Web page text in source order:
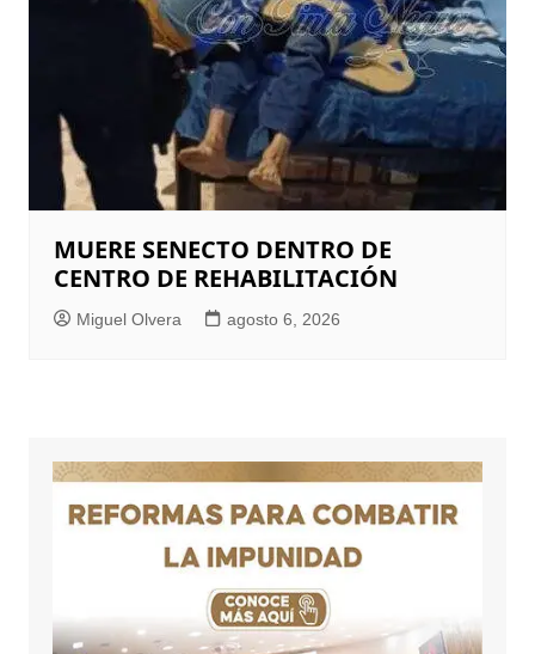
MUERE SENECTO DENTRO DE
CENTRO DE REHABILITACIÓN
Miguel Olvera agosto 6, 2026